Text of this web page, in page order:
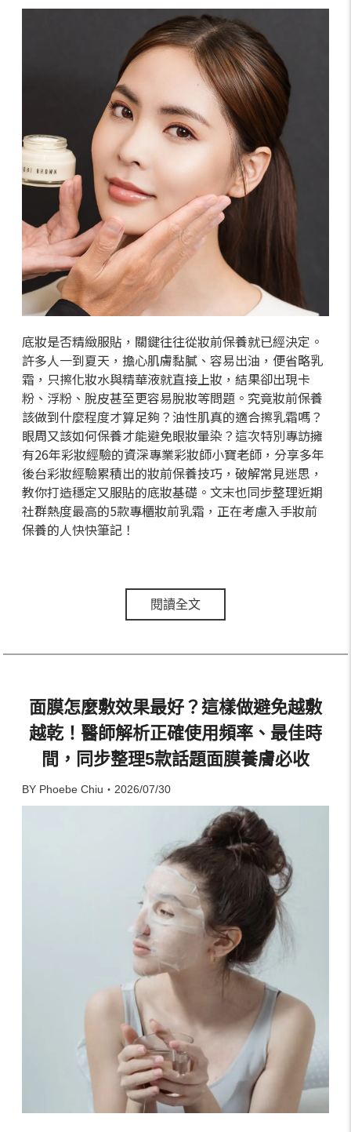
底妝是否精緻服貼，關鍵往往從妝前保養就已經決定。
許多人一到夏天，擔心肌膚黏膩、容易出油，便省略乳
霜，只擦化妝水與精華液就直接上妝，結果卻出現卡
粉、浮粉、脫皮甚至更容易脫妝等問題。究竟妝前保養
該做到什麼程度才算足夠？油性肌真的適合擦乳霜嗎？
眼周又該如何保養才能避免眼妝暈染？這次特別專訪擁
有26年彩妝經驗的資深專業彩妝師小寶老師，分享多年
後台彩妝經驗累積出的妝前保養技巧，破解常見迷思，
教你打造穩定又服貼的底妝基礎。文末也同步整理近期
社群熱度最高的5款專櫃妝前乳霜，正在考慮入手妝前
保養的人快快筆記！
閱讀全文
面膜怎麼敷效果最好？這樣做避免越敷
越乾！醫師解析正確使用頻率、最佳時
間，同步整理5款話題面膜養膚必收
BY Phoebe Chiu・2026/07/30